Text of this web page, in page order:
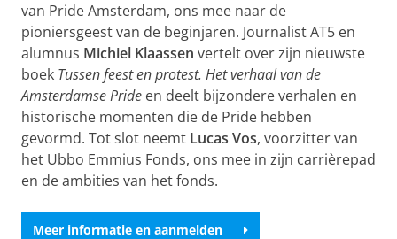
van Pride Amsterdam, ons mee naar de
pioniersgeest van de beginjaren. Journalist AT5 en
alumnus Michiel Klaassen vertelt over zijn nieuwste
boek Tussen feest en protest. Het verhaal van de
Amsterdamse Pride en deelt bijzondere verhalen en
historische momenten die de Pride hebben
gevormd. Tot slot neemt Lucas Vos, voorzitter van
het Ubbo Emmius Fonds, ons mee in zijn carrièrepad
en de ambities van het fonds.
Meer informatie en aanmelden